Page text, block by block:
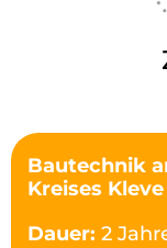
Bautechnik
Kreises Kleve
Dauer: 2